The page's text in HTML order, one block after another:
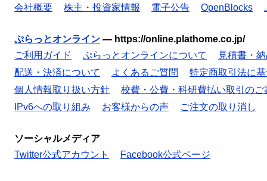
会社概要
株主・投資家情報 電子公告 OpenBlocks
ぷらっとオンライン — https://online.plathome.co.jp/
ご利用ガイド
ぷらっとオンラインについて
見積書・
配送・決済について
よくあるご質問
特定商取引法に
個人情報取り扱い方針
校費・公費・科研費払い取引のご
IPv6への取り組み
お客様からの声 ご注文の取り消し
ソーシャルメディア
Twitter公式アカウント
Facebook公式ページ